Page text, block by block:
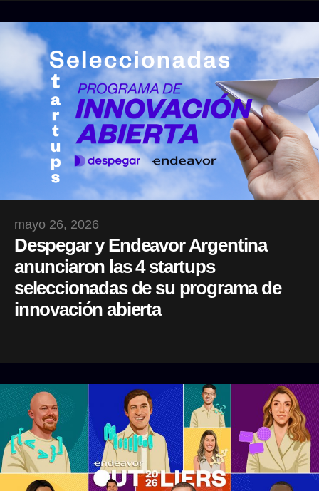
mayo 26, 2026
Despegar y Endeavor Argentina
anunciaron las 4 startups
seleccionadas de su programa de
innovación abierta